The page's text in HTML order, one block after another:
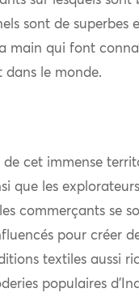
sont de superbes
main qui font
le monde.
de cet immense
que les
commerçants se
pour créer
textiles aussi
populaires